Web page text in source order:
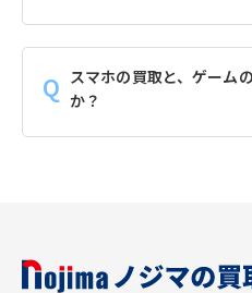
スマホの買取と、ゲーム
か？